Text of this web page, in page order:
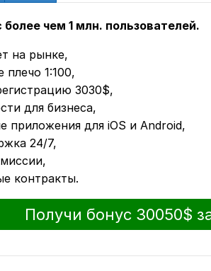
чем 1 млн. пользователей.
на рынке,
плечо 1:100,
3030$,
для бизнеса,
приложения для iOS и Android,
24/7,
контракты.
Получи бонус 30050$